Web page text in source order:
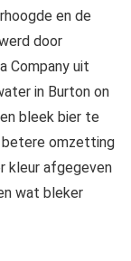
en de
door
Company uit
in Burton on
bleek bier te
betere omzetting
kleur afgegeven
wat bleker